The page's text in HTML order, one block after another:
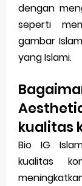
dengan
seperti
gambar
yang Islami.
kualitas
Bio IG
kualitas